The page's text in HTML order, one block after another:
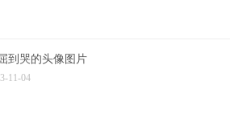
到哭的头像图片
11-04